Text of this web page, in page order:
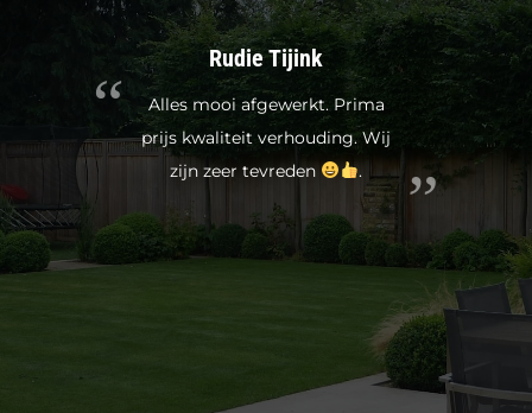
Rudie Tijink
Alles mooi afgewerkt. Prima
prijs kwaliteit verhouding. Wij
zijn zeer tevreden
.